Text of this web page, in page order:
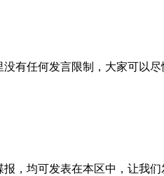
有任何发言限制，大家可以尽
，均可发表在本区中，让我